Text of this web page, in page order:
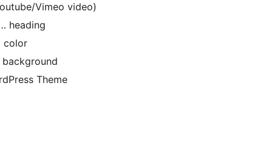
Vimeo video)
heading
color
Theme